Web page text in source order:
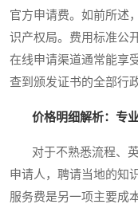
官方申请费。如前所述
识产权局。费用标准公
在线申请渠道通常能享
查到颁发证书的全部行
价格明细解析：专
对于不熟悉流程、英
申请人，聘请当地的知
服务费是另一项主要成